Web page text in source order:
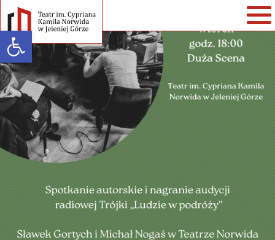
Open toolbar
Warning: strlen() expects parameter 1 to be string, array given in
/home/klient.dhosting.pl/teatr/teatrnorwida.pl/wp-
content/themes/teatrnorwida/single-spektakle.phpon line
35